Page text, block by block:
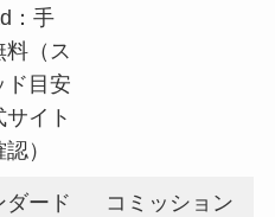
：手
料（ス
ド目安
サイト
）
ダード
コミッション